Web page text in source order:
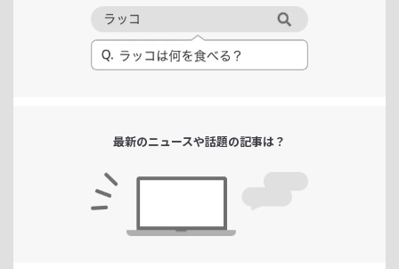
最新のニュースや話題の記事は？